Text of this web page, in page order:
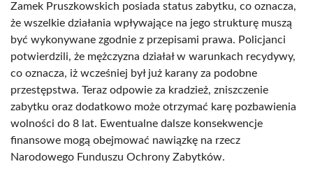
Zamek Pruszkowskich posiada status zabytku, co oznacza,
że wszelkie działania wpływające na jego strukturę muszą
być wykonywane zgodnie z przepisami prawa. Policjanci
potwierdzili, że mężczyzna działał w warunkach recydywy,
co oznacza, iż wcześniej był już karany za podobne
przestępstwa. Teraz odpowie za kradzież, zniszczenie
zabytku oraz dodatkowo może otrzymać karę pozbawienia
wolności do 8 lat. Ewentualne dalsze konsekwencje
finansowe mogą obejmować nawiązkę na rzecz
Narodowego Funduszu Ochrony Zabytków.